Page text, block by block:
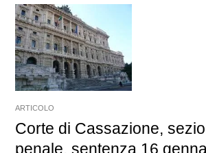
ARTICOLO
Corte di Cassazione,
penale, sentenza 16